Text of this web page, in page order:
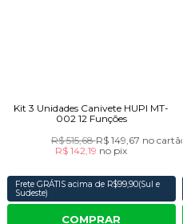
Kit 3 Unidades Canivete HUPI MT-
002 12 Funções
R$ 515,68R$ 149,67 no cartão
R$ 142,19 no pix
Frete GRÁTIS acima de R$99,90(Sul e
Sudeste)
COMPRAR